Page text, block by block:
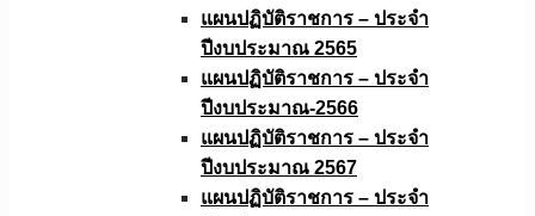
แผนปฏิบัติราชการ – ประจำ
ปีงบประมาณ 2565
แผนปฏิบัติราชการ – ประจำ
ปีงบประมาณ-2566
แผนปฏิบัติราชการ – ประจำ
ปีงบประมาณ 2567
แผนปฏิบัติราชการ – ประจำ